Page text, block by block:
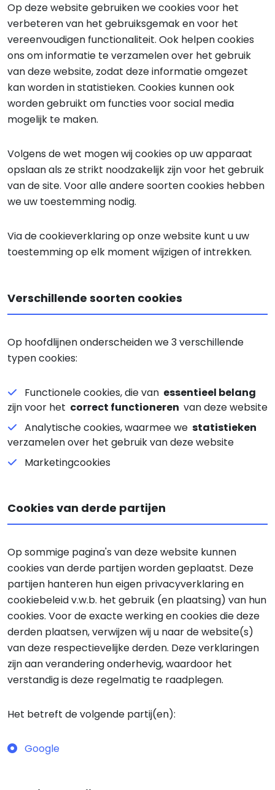
Op deze website gebruiken we cookies voor het
verbeteren van het gebruiksgemak en voor het
vereenvoudigen functionaliteit. Ook helpen cookies
ons om informatie te verzamelen over het gebruik
van deze website, zodat deze informatie omgezet
kan worden in statistieken. Cookies kunnen ook
worden gebruikt om functies voor social media
mogelijk te maken.
Volgens de wet mogen wij cookies op uw apparaat
opslaan als ze strikt noodzakelijk zijn voor het gebruik
van de site. Voor alle andere soorten cookies hebben
we uw toestemming nodig.
Via de cookieverklaring op onze website kunt u uw
toestemming op elk moment wijzigen of intrekken.
Verschillende soorten cookies
Op hoofdlijnen onderscheiden we 3 verschillende
typen cookies:
Functionele cookies, die van essentieel belang
zijn voor het correct functioneren van deze website
Analytische cookies, waarmee we statistieken
verzamelen over het gebruik van deze website
Marketingcookies
Cookies van derde partijen
Op sommige pagina's van deze website kunnen
cookies van derde partijen worden geplaatst. Deze
partijen hanteren hun eigen privacyverklaring en
cookiebeleid v.w.b. het gebruik (en plaatsing) van hun
cookies. Voor de exacte werking en cookies die deze
derden plaatsen, verwijzen wij u naar de website(s)
van deze respectievelijke derden. Deze verklaringen
zijn aan verandering onderhevig, waardoor het
verstandig is deze regelmatig te raadplegen.
Het betreft de volgende partij(en):
Google